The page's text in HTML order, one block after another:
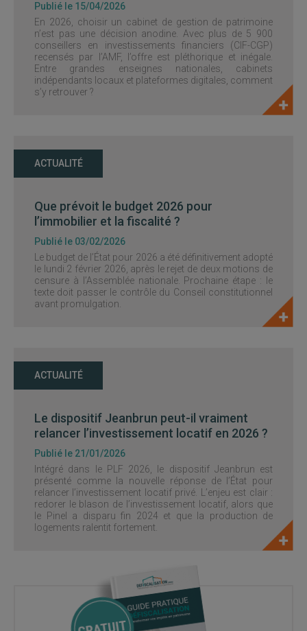
Publié le 15/04/2026
En 2026, choisir un cabinet de gestion de patrimoine
n’est pas une décision anodine. Avec plus de 5 900
conseillers en investissements financiers (CIF-CGP)
recensés par l’AMF, l’offre est pléthorique et inégale.
Entre grandes enseignes nationales, cabinets
indépendants locaux et plateformes digitales, comment
s’y retrouver ?
ACTUALITÉ
Que prévoit le budget 2026 pour
l’immobilier et la fiscalité ?
Publié le 03/02/2026
Le budget de l’État pour 2026 a été définitivement adopté
le lundi 2 février 2026, après le rejet de deux motions de
censure à l’Assemblée nationale. Prochaine étape : le
texte doit passer le contrôle du Conseil constitutionnel
avant promulgation.
ACTUALITÉ
Le dispositif Jeanbrun peut-il vraiment
relancer l’investissement locatif en 2026 ?
Publié le 21/01/2026
Intégré dans le PLF 2026, le dispositif Jeanbrun est
présenté comme la nouvelle réponse de l’État pour
relancer l’investissement locatif privé. L’enjeu est clair :
redorer le blason de l’investissement locatif, alors que
le Pinel a disparu fin 2024 et que la production de
logements ralentit fortement.